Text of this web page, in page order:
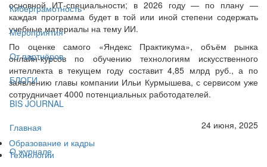
Киберграмотность
Мероприятия
От партнёров
БЛОГИ
BIS JOURNAL
Главная
О журнале
основной ИТ-специальности; в 2026 году — по плану —
каждая программа будет в той или иной степени содержать
учебные материалы на тему ИИ.
По оценке самого «Яндекс Практикума», объём рынка
онлайн‑курсов по обучению технологиям искусственного
интеллекта в текущем году составит 4,85 млрд руб., а по
заявлению главы компании Ильи Курмышева, с сервисом уже
сотрудничает 4000 потенциальных работодателей.
24 июня, 2025
Образование и кадры
Технологии